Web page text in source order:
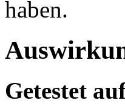
haben.
Getestet